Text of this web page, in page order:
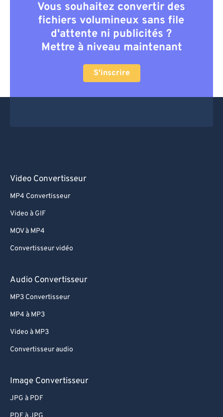
Vous souhaitez convertir des
fichiers volumineux sans file
d'attente ni publicités ?
Mettre à niveau maintenant
S'inscrire
Video Convertisseur
MP4 Convertisseur
Video à GIF
MOV à MP4
Convertisseur vidéo
Audio Convertisseur
MP3 Convertisseur
MP4 à MP3
Video à MP3
Convertisseur audio
Image Convertisseur
JPG à PDF